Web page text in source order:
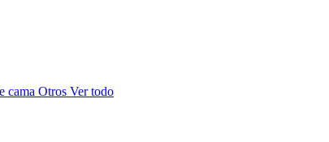
cama Otros Ver todo